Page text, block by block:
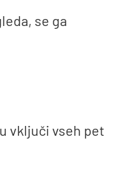
se ga
vključi vseh pet